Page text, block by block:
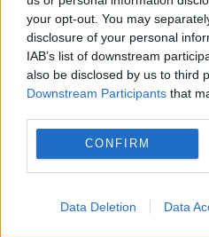
your opt-out. You may
disclosure of your personal
IAB’s list of downstream
also be disclosed by us to third
Downstream Participants that
CONFIRM
Data Deletion Data